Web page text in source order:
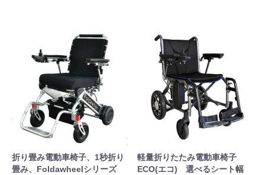
折り畳み電動車椅子、1秒折り
畳み、Foldawheelシリーズ
軽量折りたたみ電動車椅子
ECO(エコ) 選べるシート幅